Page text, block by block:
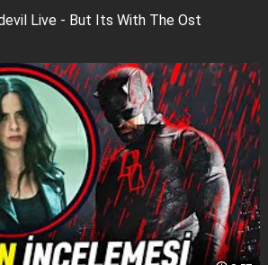
Live - But Its With The Ost